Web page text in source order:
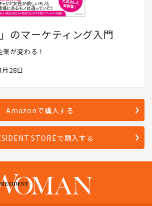
のマーケティング入門
が変わる！
28日
Amazonで購入する
STOREで購入する